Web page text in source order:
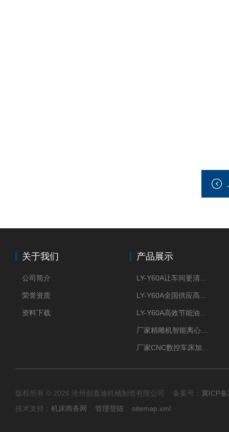
关于我们
公司简介
荣誉资质
资料下载
产品展示
版权所有 © 2026 沧州创嘉迪机械制造有限公司 备案号： 冀ICP
技术支持： 机床商务网 管理登陆 sitemap.xml